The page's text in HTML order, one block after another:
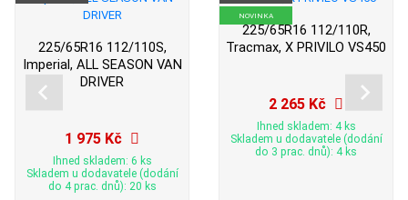
225/65R16 112/110S,
Imperial, ALL SEASON VAN
DRIVER
1 975 Kč
Ihned skladem: 6 ks
Skladem u dodavatele (dodání
do 4 prac. dnů): 20 ks
NOVINKA
225/65R16 112/110R,
Tracmax, X PRIVILO VS450
2 265 Kč
Ihned skladem: 4 ks
Skladem u dodavatele (dodání
do 3 prac. dnů): 4 ks